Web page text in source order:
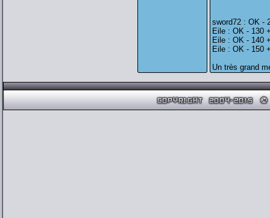
sword72 : OK -
Eile : OK - 130
Eile : OK - 140
Eile : OK - 150
Un très grand